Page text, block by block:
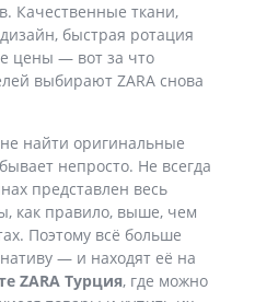
Качественные ткани,
быстрая ротация
цены — вот за что
выбирают ZARA снова
найти оригинальные
непросто. Не всегда
представлен весь
как правило, выше, чем
Поэтому всё больше
— и находят её на
ZARA Турция, где можно